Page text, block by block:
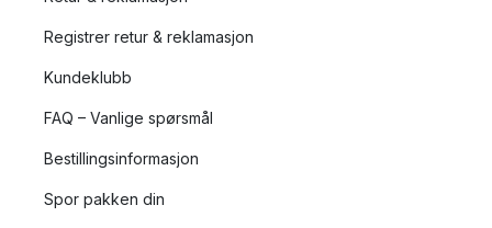
Registrer retur & reklamasjon
Kundeklubb
FAQ – Vanlige spørsmål
Bestillingsinformasjon
Spor pakken din